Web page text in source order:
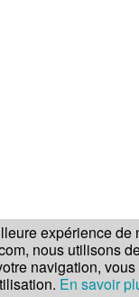
expérience de
nous utilisons
navigation,
En savoir